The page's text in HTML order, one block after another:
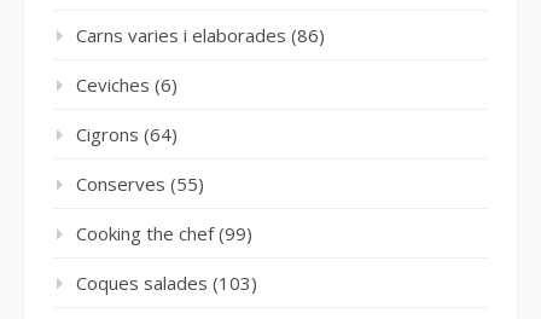
Carns varies i elaborades (86)
Ceviches (6)
Cigrons (64)
Conserves (55)
Cooking the chef(99)
Coques salades (103)